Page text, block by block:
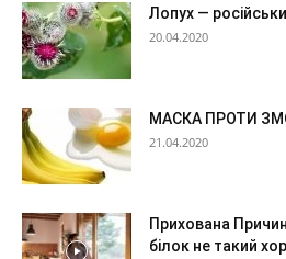
Лопух —
20.04.2020
МАСКА ПРОТИ
21.04.2020
Прихована
білок не такий